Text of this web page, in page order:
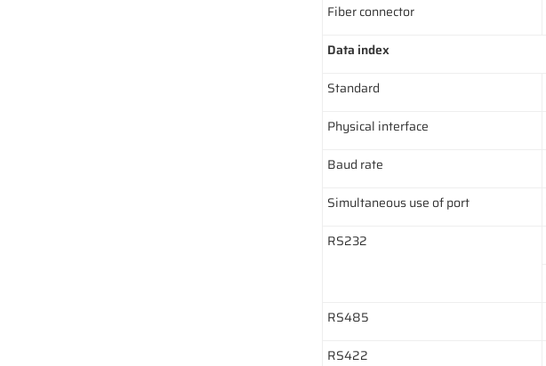
Fiber connector
Data index
Standard
Physical interface
Baud rate
Simultaneous use of port
RS232
RS485
RS422